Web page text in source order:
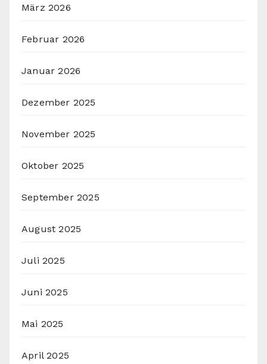
März 2026
Februar 2026
Januar 2026
Dezember 2025
November 2025
Oktober 2025
September 2025
August 2025
Juli 2025
Juni 2025
Mai 2025
April 2025